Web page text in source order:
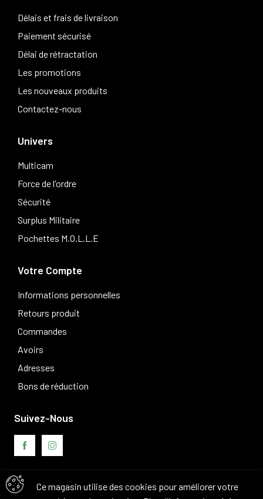
Délais et frais de livraison
Paiement sécurisé
Délai de rétractation
Les promotions
Les nouveaux produits
Contactez-nous
Univers
Multicam
Force de l'ordre
Sécurité
Surplus Militaire
Pochettes M.O.L.L.E
Votre Compte
Informations personnelles
Retours produit
Commandes
Avoirs
Adresses
Bons de réduction
Ce magasin utilise des cookies pour améliorer votre
Suivez-Nous
Avis clients